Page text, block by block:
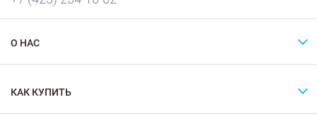
О НАС
КАК КУПИТЬ